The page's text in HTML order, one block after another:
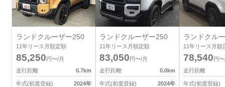
ランドクルーザー250
11年リース月額定額
85,250円〜/月
走行距離
0.7km
年式(初度登録) 2024年
ランドクルーザー250
11年リース月額定額
83,050円〜/月
走行距離
0.0km
年式(初度登録) 2024年
ランドクル
11年リース月額
78,540円
走行距離
年式(初度登録)